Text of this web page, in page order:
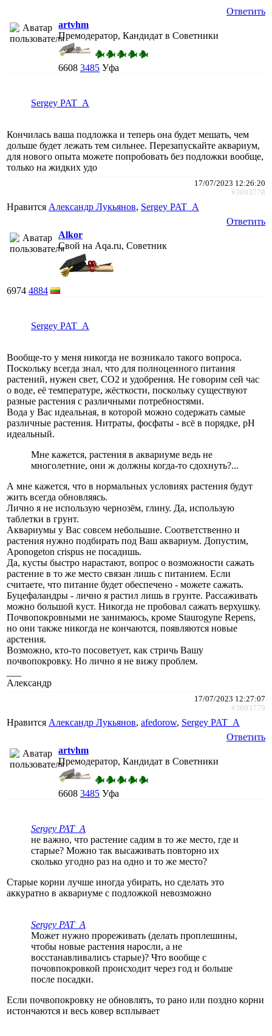
Ответить
artvhm
Премодератор, Кандидат в Советники
6608 3485 Уфа
Sergey PAT_A
Кончилась ваша подложка и теперь она будет мешать, чем
дольше будет лежать тем сильнее. Перезапускайте аквариум,
для нового опыта можете попробовать без подложки вообще,
только на жидких удо
17/07/2023 12:26:20
#3093778
Нравится Александр Лукьянов, Sergey PAT_A
Ответить
Alkor
Свой на Aqa.ru, Советник
6974 4884
Sergey PAT_A
Вообще-то у меня никогда не возникало такого вопроса.
Поскольку всегда знал, что для полноценного питания
растений, нужен свет, СО2 и удобрения. Не говорим сей час
о воде, её температуре, жёсткости, поскольку существуют
разные растения с различными потребностями.
Вода у Вас идеальная, в которой можно содержать самые
различные растения. Нитраты, фосфаты - всё в порядке, рН
идеальный.
Мне кажется, растения в аквариуме ведь не
многолетние, они ж должны когда-то сдохнуть?...
А мне кажется, что в нормальных условиях растения будут
жить всегда обновляясь.
Лично я не использую чернозём, глину. Да, использую
таблетки в грунт.
Аквариумы у Вас совсем небольшие. Соответственно и
растения нужно подбирать под Ваш аквариум. Допустим,
Aponogeton crispus не посадишь.
Да, кусты быстро нарастают, вопрос о возможности сажать
растение в то же место связан лишь с питанием. Если
считаете, что питание будет обеспечено - можете сажать.
Буцефаландры - лично я растил лишь в грунте. Рассаживать
можно большой куст. Никогда не пробовал сажать верхушку.
Почвопокровными не занимаюсь, кроме Staurogyne Repens,
но они также никогда не кончаются, появляются новые
арстения.
Возможно, кто-то посоветует, как стричь Вашу
почвопокровку. Но лично я не вижу проблем.
Александр
17/07/2023 12:27:07
#3093779
Нравится Александр Лукьянов, afedorow, Sergey PAT_A
Ответить
artvhm
Премодератор, Кандидат в Советники
6608 3485 Уфа
Sergey PAT_A
не важно, что растение садим в то же место, где и
старые? Можно так высаживать повторно их
сколько угодно раз на одно и то же место?
Старые корни лучше иногда убирать, но сделать это
аккуратно в аквариуме с подложкой невозможно
Sergey PAT_A
Может нужно прореживать (делать проплешины,
чтобы новые растения наросли, а не
восстанавливались старые)? Что вообще с
почовпокровкой происходит через год и больше
после посадки.
Если почвопокровку не обновлять, то рано или поздно корни
истончаются и весь ковер всплывает